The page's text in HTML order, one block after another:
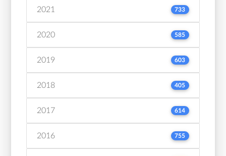
2021 733
2020 585
2019 603
2018 405
2017 614
2016 755